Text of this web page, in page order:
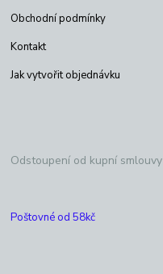
Obchodní podmínky
Kontakt
Jak vytvořit objednávku
Odstoupení od kupní smlouvy
Poštovné od 58kč